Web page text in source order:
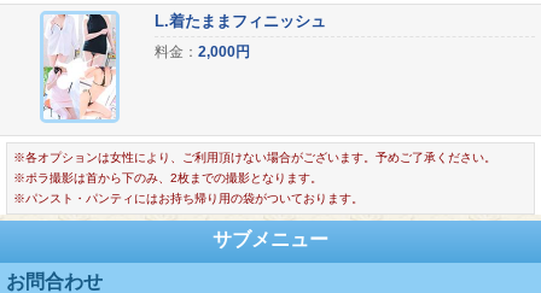
L.着たままフィニッシュ
料金： 2,000円
※各オプションは女性により、ご利用頂けない場合がございます。予めご了承ください。
※ポラ撮影は首から下のみ、2枚までの撮影となります。
※パンスト・パンティにはお持ち帰り用の袋がついております。
サブメニュー
お問合わせ